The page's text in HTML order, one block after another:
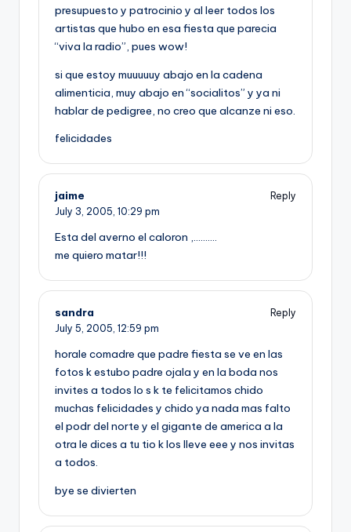
presupuesto y patrocinio y al leer todos los
artistas que hubo en esa fiesta que parecia
“viva la radio”, pues wow!
si que estoy muuuuuy abajo en la cadena
alimenticia, muy abajo en “socialitos” y ya ni
hablar de pedigree, no creo que alcanze ni eso.
felicidades
jaime
Reply
July 3, 2005, 10:29 pm
Esta del averno el caloron ,……….
me quiero matar!!!
sandra
Reply
July 5, 2005, 12:59 pm
horale comadre que padre fiesta se ve en las
fotos k estubo padre ojala y en la boda nos
invites a todos lo s k te felicitamos chido
muchas felicidades y chido ya nada mas falto
el podr del norte y el gigante de america a la
otra le dices a tu tio k los lleve eee y nos invitas
a todos.
bye se divierten